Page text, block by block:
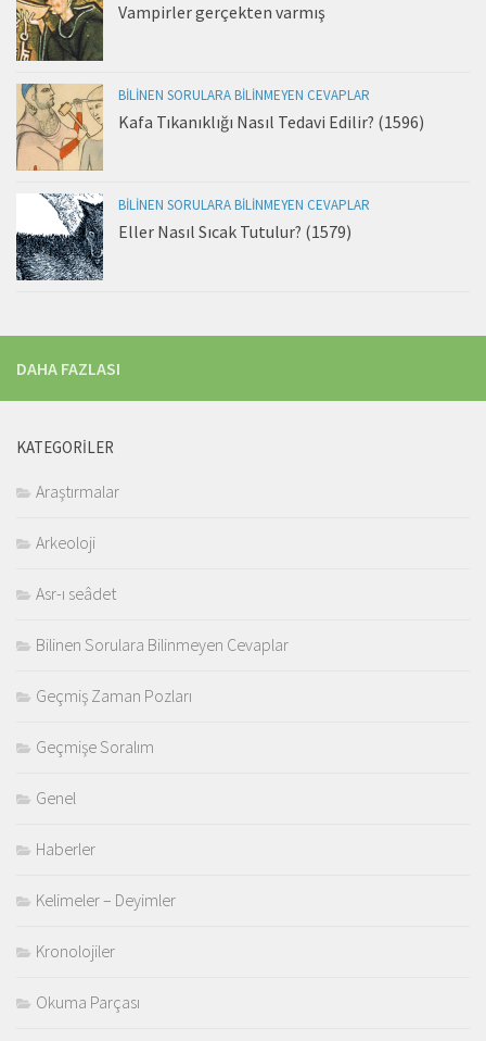
Vampirler gerçekten varmış
BILINEN SORULARA BILINMEYEN CEVAPLAR
Kafa Tıkanıklığı Nasıl Tedavi Edilir? (1596)
BILINEN SORULARA BILINMEYEN CEVAPLAR
Eller Nasıl Sıcak Tutulur? (1579)
DAHA FAZLASI
KATEGORILER
Araştırmalar
Arkeoloji
Asr-ı seâdet
Bilinen Sorulara Bilinmeyen Cevaplar
Geçmiş Zaman Pozları
Geçmişe Soralım
Genel
Haberler
Kelimeler – Deyimler
Kronolojiler
Okuma Parçası